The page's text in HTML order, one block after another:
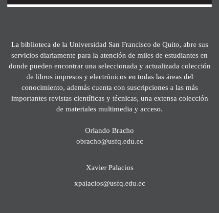
La biblioteca de la Universidad San Francisco de Quito, abre sus
servicios diariamente para la atención de miles de estudiantes en
donde pueden encontrar una seleccionada y actualizada colección
de libros impresos y electrónicos en todas las áreas del
conocimiento, además cuenta con suscripciones a las más
importantes revistas científicas y técnicas, una extensa colección
de materiales multimedia y acceso.
Orlando Bracho
obracho@usfq.edu.ec
Xavier Palacios
xpalacios@usfq.edu.ec